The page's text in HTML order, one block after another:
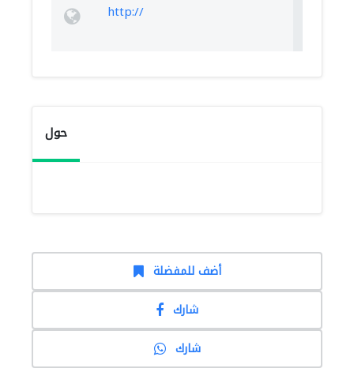
http://
حول
أضف للمفضلة
شارك
شارك